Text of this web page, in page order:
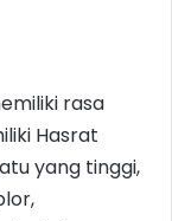
rasa
Hasrat
yang tinggi,